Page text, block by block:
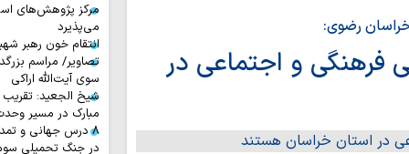
خراسان رضوی:
فرهنگی و اجتماعی در
مرکز پژوهش‌های
می‌پذیرد
انتقام خون رهبر
تصاویر/ مراسم
سوی آیت‌الله اراکی
شیخ الجعید: تقریب
مبارک در مسیر
۸ درس جهانی و
در جنگ تحمیلی